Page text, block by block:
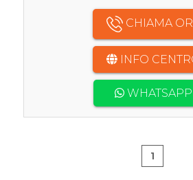
CHIAMA
INFO
WHATSAPP
1